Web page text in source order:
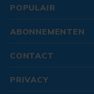
POPULAIR
ABONNEMENTEN
CONTACT
PRIVACY